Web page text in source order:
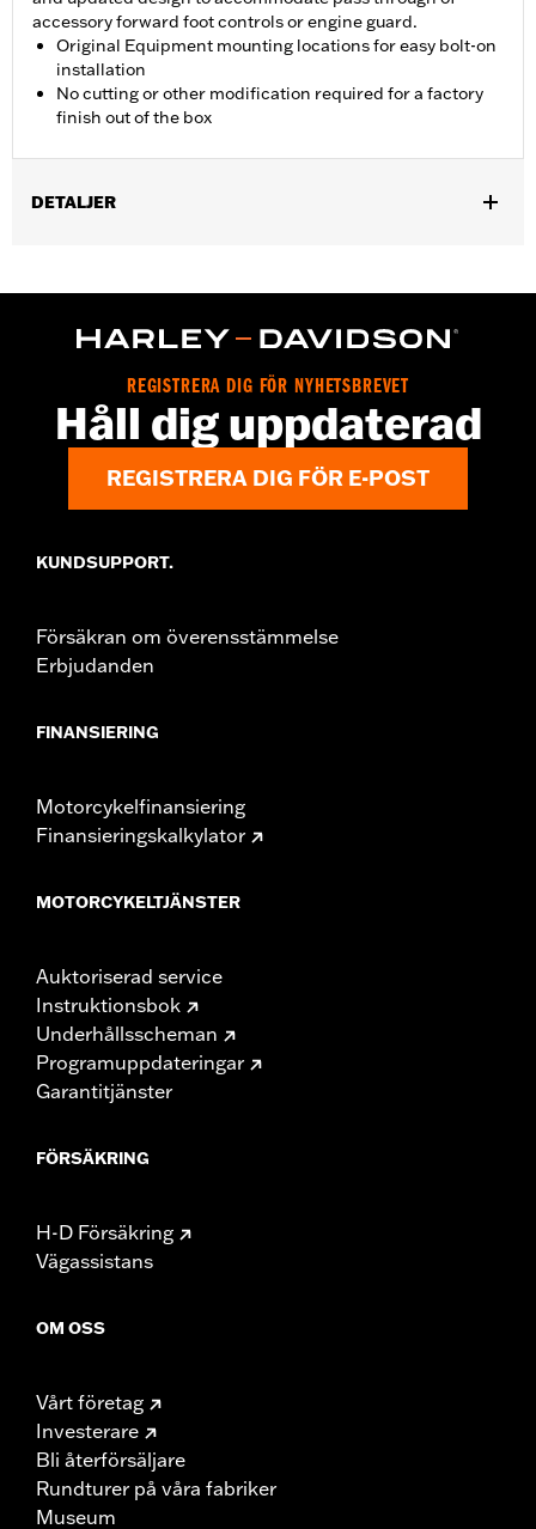
accessory forward foot controls or engine guard.
Original Equipment mounting locations for easy bolt-on
installation
No cutting or other modification required for a factory
finish out of the box
DETALJER
In the Box: Left and right chin guards and installation
REGISTRERA DIG FÖR NYHETSBREVET
Håll dig uppdaterad
REGISTRERA DIG FÖR E-POST
KUNDSUPPORT.
Försäkran om överensstämmelse
Erbjudanden
FINANSIERING
Motorcykelfinansiering
Finansieringskalkylator
MOTORCYKELTJÄNSTER
Auktoriserad service
Instruktionsbok
Underhållsscheman
Programuppdateringar
Garantitjänster
FÖRSÄKRING
H-D Försäkring
Vägassistans
OM OSS
Vårt företag
Investerare
Bli återförsäljare
Rundturer på våra fabriker
Museum